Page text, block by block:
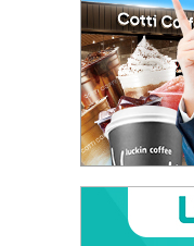
ปรึกษา
การ
ลงทุน